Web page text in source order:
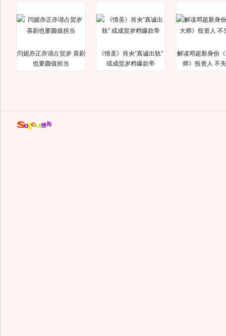
闫妮亦正亦谐占贺岁 喜剧
也要颜值担当
《情圣》肖央“真诚出轨”
或成贺岁档爆款帝
解读邓超新身份
师》投资人 不